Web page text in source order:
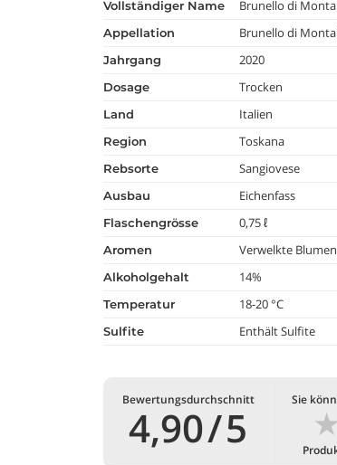
vollständiger Name Brunello di
appellation Brunello di
jahrgang 2020
dosage Trocken
land Italien
region Toskana
rebsorte Sangiovese
ausbau Eichenfass
flaschengrösse 0,75 ℓ
aromen Verwelkte
alkoholgehalt 14%
temperatur 18-20 °C
Sulfite Enthält Sulfite
Bewertungsdurchschnitt
4,90/5
Sie
★